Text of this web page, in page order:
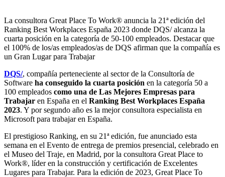
La consultora Great Place To Work® anuncia la 21ª edición del
Ranking Best Workplaces España 2023 donde DQS/ alcanza la
cuarta posición en la categoría de 50-100 empleados. Destacar que
el 100% de los/as empleados/as de DQS afirman que la compañía es
un Gran Lugar para Trabajar
DQS/, compañía perteneciente al sector de la Consultoría de
Software ha conseguido la cuarta posición en la categoría 50 a
100 empleados como una de Las Mejores Empresas para
Trabajar en España en el Ranking Best Workplaces España
2023. Y por segundo año es la mejor consultora especialista en
Microsoft para trabajar en España.
El prestigioso Ranking, en su 21ª edición, fue anunciado esta
semana en el Evento de entrega de premios presencial, celebrado en
el Museo del Traje, en Madrid, por la consultora Great Place to
Work®, líder en la construcción y certificación de Excelentes
Lugares para Trabajar. Para la edición de 2023, Great Place To